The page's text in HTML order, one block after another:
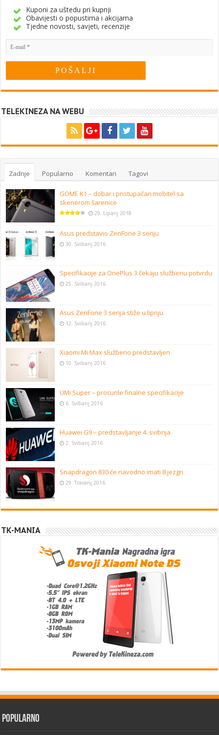
Kuponi za uštedu pri kupnji
Obavijesti o popustima i akcijama
Tjedne novosti, savjeti, recenzije
TELEKINEZA NA WEBU
Zadnje Popularno Komentari Tagovi
GOME K1 – dobar i pristupačan mobitel sa
skenerom šarenice
29. Lipanj 2018
Asus predstavio ZenFone 3 seriju
30. Svibanj 2016
Specifikacije za OnePlus 3 čekaju službenu potvrdu
25. Svibanj 2016
Asus ZenFone 3 serija stiže u lipnju
12. Svibanj 2016
Xiaomi Mi Max službeno predstavljen
10. Svibanj 2016
UMi Super – procurile finalne specifikacije
6. Svibanj 2016
Huawei G9 – predstavljanje 4. svibnja
2. Svibanj 2016
Snapdragon 830 će navodno imati 8 jezgri
29. Travanj 2016
TK-MANIA
Popularno